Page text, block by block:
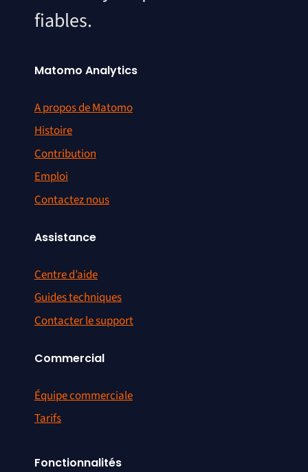
fiables.
Matomo Analytics
A propos de Matomo
Histoire
Contribution
Emploi
Contactez nous
Assistance
Centre d’aide
Guides techniques
Contacter le support
Commercial
Équipe commerciale
Tarifs
Fonctionnalités